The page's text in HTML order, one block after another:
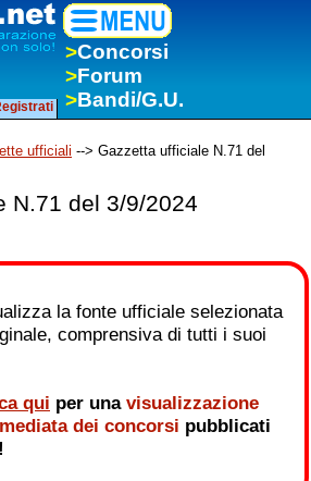
>Concorsi
>Forum
>Bandi/G.U.
ufficiali --> Gazzetta ufficiale N.71 del
N.71 del 3/9/2024
la fonte ufficiale selezionata
comprensiva di tutti i suoi
qui per una visualizzazione
dei concorsi pubblicati